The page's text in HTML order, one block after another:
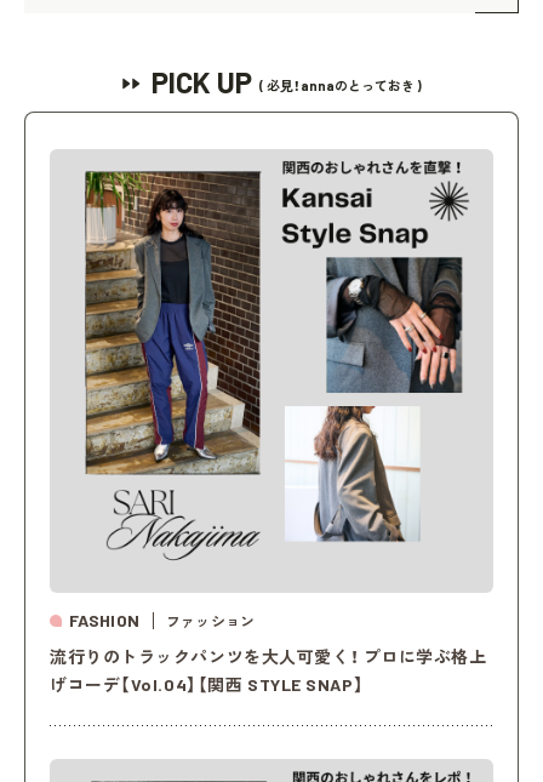
PICK UP ( 必見！annaのとっておき )
FASHION ファッション
流行りのトラックパンツを大人可愛く！ プロに学ぶ格上
げコーデ【Vol.04】【関西 STYLE SNAP】